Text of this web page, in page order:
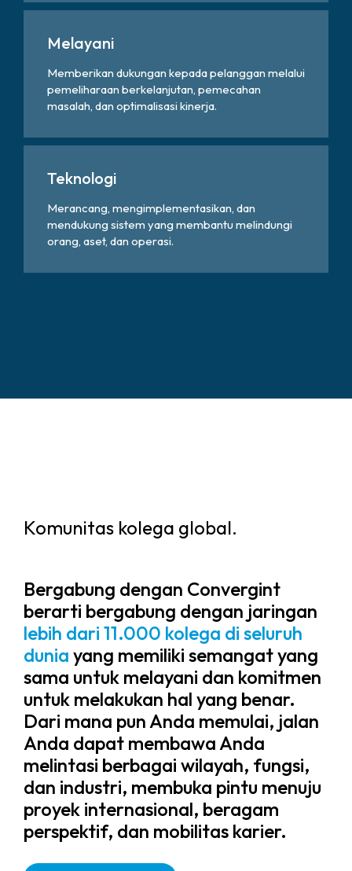
Melayani
Memberikan dukungan kepada pelanggan melalui
pemeliharaan berkelanjutan, pemecahan
masalah, dan optimalisasi kinerja.
Teknologi
Merancang, mengimplementasikan, dan
mendukung sistem yang membantu melindungi
orang, aset, dan operasi.
Komunitas kolega global.
Bergabung dengan Convergint
berarti bergabung dengan jaringan
lebih dari 11.000 kolega di seluruh
dunia yang memiliki semangat yang
sama untuk melayani dan komitmen
untuk melakukan hal yang benar.
Dari mana pun Anda memulai, jalan
Anda dapat membawa Anda
melintasi berbagai wilayah, fungsi,
dan industri, membuka pintu menuju
proyek internasional, beragam
perspektif, dan mobilitas karier.